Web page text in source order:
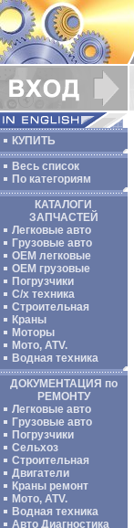
КУПИТЬ
Весь список
По категориям
КАТАЛОГИ
ЗАПЧАСТЕЙ
Легковые авто
Грузовые авто
ОЕМ легковые
OEM грузовые
Погрузчики
С/х техника
Строительная
Краны
Моторы
Мото, ATV.
Водная техника
ДОКУМЕНТАЦИЯ по
РЕМОНТУ
Легковые авто
Грузовые авто
Погрузчики
Сельхоз
Строительная
Двигатели
Краны ремонт
Мото, ATV.
Водная техника
Авто Диагностика